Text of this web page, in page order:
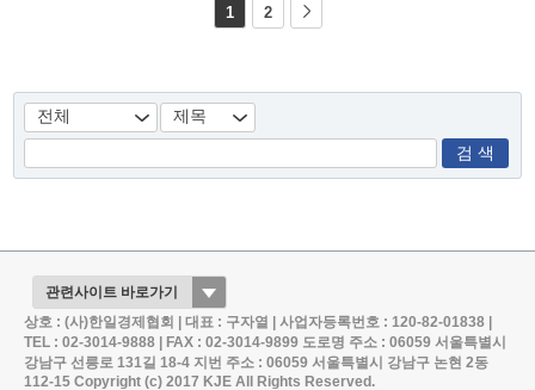
1 2
검 색
상호 : (사)한일경제협회 | 대표 : 구자열 | 사업자등록번호 : 120-82-01838 |
TEL : 02-3014-9888 | FAX : 02-3014-9899도로명 주소 : 06059 서울특별시
강남구 선릉로 131길 18-4 지번 주소 : 06059 서울특별시 강남구 논현 2동
112-15Copyright (c) 2017 KJE All Rights Reserved.